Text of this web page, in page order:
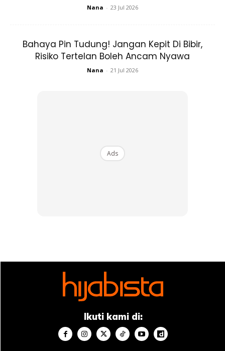
500ml sterile water: RM6.90
50ml Dettol: RM4.80
Kalau dengan harga semasa RM8.00 sebotol 50ml hand
sanitizer. Total kos 5 botol, RM40. Tapi buat sendiri pakai
formula Dettol+Sterile Water ni. Boleh lah SAVE RM28.30!
Anda mungkin berminat dengan
Nana - 23 Jul 2026
Bahaya Pin Tudung! Jangan Kepit Di Bibir,
Risiko Tertelan Boleh Ancam Nyawa
Nana - 21 Jul 2026
Ads
Ikuti kami di: